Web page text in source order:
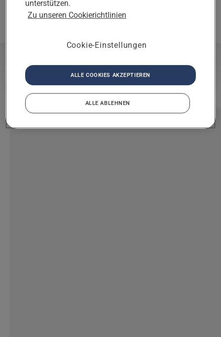
ZUSTANDSPRÜFUNG BUCHEN
Husqvarna Home Service
entdecken
unterstützen.
Zu unseren Cookierichtlinien
Cookie-Einstellungen
ALLE ABLEHNEN
ALLE COOKIES AKZEPTIEREN